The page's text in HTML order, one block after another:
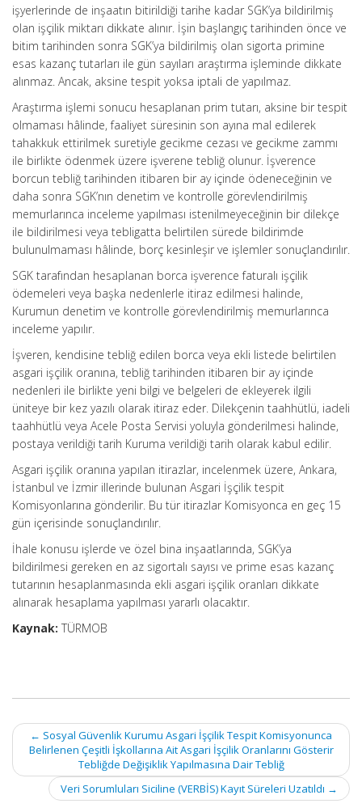
işyerlerinde de inşaatın bitirildiği tarihe kadar SGK’ya bildirilmiş
olan işçilik miktarı dikkate alınır. İşin başlangıç tarihinden önce ve
bitim tarihinden sonra SGK’ya bildirilmiş olan sigorta primine
esas kazanç tutarları ile gün sayıları araştırma işleminde dikkate
alınmaz. Ancak, aksine tespit yoksa iptali de yapılmaz.
Araştırma işlemi sonucu hesaplanan prim tutarı, aksine bir tespit
olmaması hâlinde, faaliyet süresinin son ayına mal edilerek
tahakkuk ettirilmek suretiyle gecikme cezası ve gecikme zammı
ile birlikte ödenmek üzere işverene tebliğ olunur. İşverence
borcun tebliğ tarihinden itibaren bir ay içinde ödeneceğinin ve
daha sonra SGK’nın denetim ve kontrolle görevlendirilmiş
memurlarınca inceleme yapılması istenilmeyeceğinin bir dilekçe
ile bildirilmesi veya tebligatta belirtilen sürede bildirimde
bulunulmaması hâlinde, borç kesinleşir ve işlemler sonuçlandırılır.
SGK tarafından hesaplanan borca işverence faturalı işçilik
ödemeleri veya başka nedenlerle itiraz edilmesi halinde,
Kurumun denetim ve kontrolle görevlendirilmiş memurlarınca
inceleme yapılır.
İşveren, kendisine tebliğ edilen borca veya ekli listede belirtilen
asgari işçilik oranına, tebliğ tarihinden itibaren bir ay içinde
nedenleri ile birlikte yeni bilgi ve belgeleri de ekleyerek ilgili
üniteye bir kez yazılı olarak itiraz eder. Dilekçenin taahhütlü, iadeli
taahhütlü veya Acele Posta Servisi yoluyla gönderilmesi halinde,
postaya verildiği tarih Kuruma verildiği tarih olarak kabul edilir.
Asgari işçilik oranına yapılan itirazlar, incelenmek üzere, Ankara,
İstanbul ve İzmir illerinde bulunan Asgari İşçilik tespit
Komisyonlarına gönderilir. Bu tür itirazlar Komisyonca en geç 15
gün içerisinde sonuçlandırılır.
İhale konusu işlerde ve özel bina inşaatlarında, SGK’ya
bildirilmesi gereken en az sigortalı sayısı ve prime esas kazanç
tutarının hesaplanmasında ekli asgari işçilik oranları dikkate
alınarak hesaplama yapılması yararlı olacaktır.
Kaynak: TÜRMOB
Post
navigation
← Sosyal Güvenlik Kurumu Asgari İşçilik Tespit Komisyonunca
Belirlenen Çeşitli İşkollarına Ait Asgari İşçilik Oranlarını Gösterir
Tebliğde Değişiklik Yapılmasına Dair Tebliğ
Veri Sorumluları Siciline (VERBİS) Kayıt Süreleri Uzatıldı →